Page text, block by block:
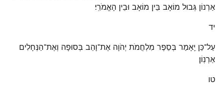
אַרְנוֹן גְּבוּל מוֹאָב בֵּין מוֹאָב וּבֵין הָאֱמֹרִֽי׃
יד
עַל־כֵּן יֵֽאָמַר בְּסֵפֶר מִלְחֲמֹת יְהֹוָה אֶת־וָהֵב בְּסוּפָה וְאֶת־הַנְּחָלִים
אַרְנֽוֹן׃
טו